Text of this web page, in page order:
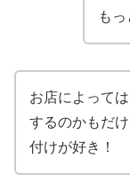
も
お店によって
するのかもだ
付けが好き！